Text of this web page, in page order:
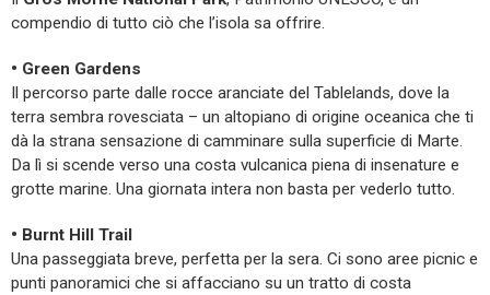
compendio di tutto ciò che l’isola sa offrire.
• Green Gardens
Il percorso parte dalle rocce aranciate del Tablelands, dove la
terra sembra rovesciata – un altopiano di origine oceanica che ti
dà la strana sensazione di camminare sulla superficie di Marte.
Da lì si scende verso una costa vulcanica piena di insenature e
grotte marine. Una giornata intera non basta per vederlo tutto.
• Burnt Hill Trail
Una passeggiata breve, perfetta per la sera. Ci sono aree picnic e
punti panoramici che si affacciano su un tratto di costa